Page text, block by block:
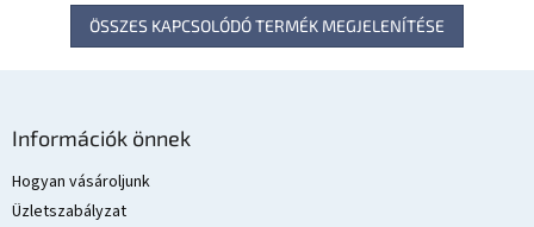
ÖSSZES KAPCSOLÓDÓ TERMÉK MEGJELENÍTÉSE
Információk önnek
Hogyan vásároljunk
Üzletszabályzat